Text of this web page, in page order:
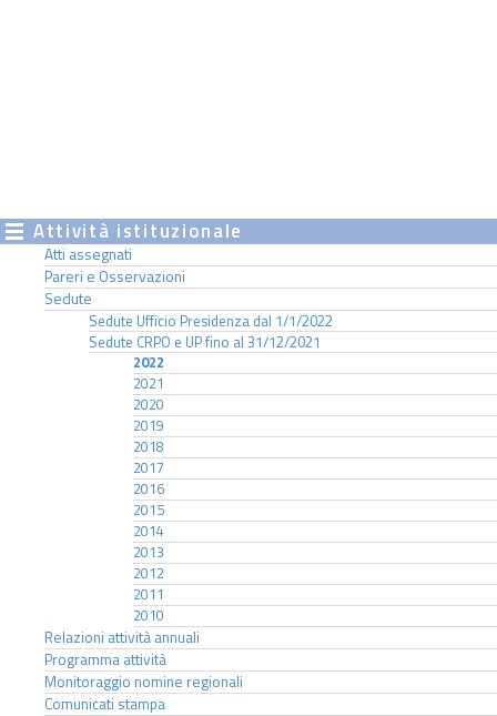
Attività istituzionale
Atti assegnati
Pareri e Osservazioni
Sedute
Sedute Ufficio Presidenza dal 1/1/2022
Sedute CRPO e UP fino al 31/12/2021
2022
2021
2020
2019
2018
2017
2016
2015
2014
2013
2012
2011
2010
Relazioni attività annuali
Programma attività
Monitoraggio nomine regionali
Comunicati stampa